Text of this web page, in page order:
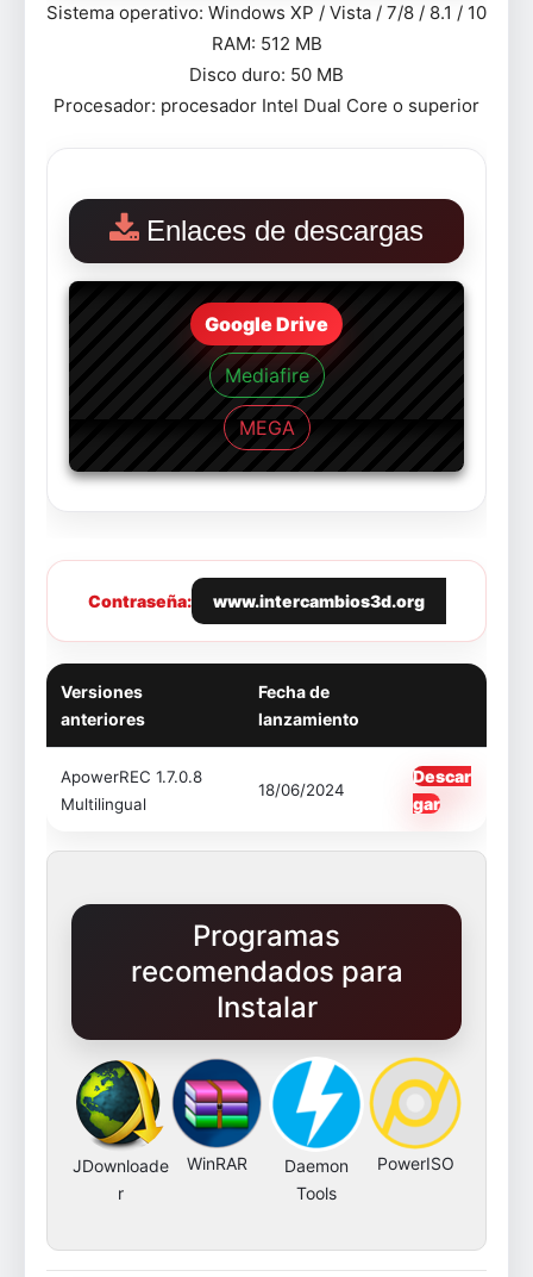
Sistema operativo: Windows XP / Vista / 7/8 / 8.1 / 10
RAM: 512 MB
Disco duro: 50 MB
Procesador: procesador Intel Dual Core o superior
Enlaces de descargas
Google Drive
Mediafire
MEGA
Contraseña: www.intercambios3d.org
Versiones
anteriores
Fecha de
lanzamiento
ApowerREC 1.7.0.8
Multilingual
18/06/2024
Descar
gar
Programas
recomendados para
Instalar
JDownloade
r
WinRAR
Daemon
Tools
PowerISO